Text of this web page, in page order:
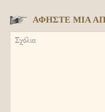
ΑΦΗΣΤΕ ΜΙΑ